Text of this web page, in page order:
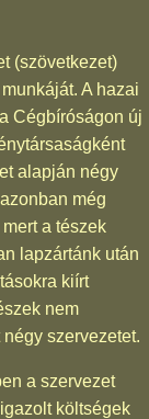
(szövetkezet)
A hazai
Cégbíróságon új
alapján négy
még
a tészek
lapzártánk után
kiírt
nem
szervezetet.
a szervezet
költségek